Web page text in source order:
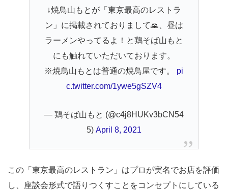
↓焼鳥山もとが「東京最高のレストラ
ン」に掲載されておりまして🙏、昼は
ラーメンやってるよ！と鶏そば山もと
にも触れていただいております。
※焼鳥山もとは普通の焼鳥屋です。 pi
c.twitter.com/1ywe5gSZV4
— 鶏そば山もと (@c4j8HUKv3bCN54
5) April 8, 2021
この「東京最高のレストラン」はプロが実名でお店を評価
し、座談会形式で語りつくすことをコンセプトにしている